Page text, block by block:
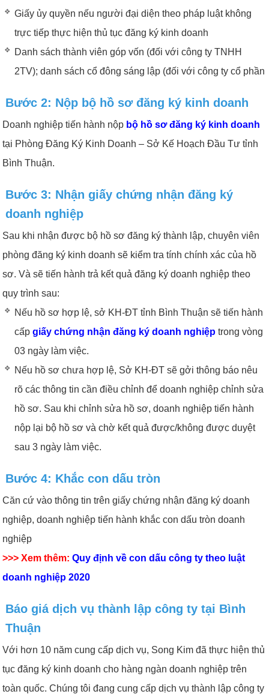
Giấy ủy quyền nếu người đại diện theo pháp luật không
trực tiếp thực hiện thủ tục đăng ký kinh doanh
Danh sách thành viên góp vốn (đối với công ty TNHH
2TV); danh sách cổ đông sáng lập (đối với công ty cổ phần
Bước 2: Nộp bộ hồ sơ đăng ký kinh doanh
Doanh nghiệp tiến hành nộp bộ hồ sơ đăng ký kinh doanh
tại Phòng Đăng Ký Kinh Doanh – Sở Kế Hoạch Đầu Tư tỉnh
Bình Thuận.
Bước 3: Nhận giấy chứng nhận đăng ký
doanh nghiệp
Sau khi nhận được bộ hồ sơ đăng ký thành lập, chuyên viên
phòng đăng ký kinh doanh sẽ kiểm tra tính chính xác của hồ
sơ. Và sẽ tiến hành trả kết quả đăng ký doanh nghiệp theo
quy trình sau:
Nếu hồ sơ hợp lệ, sở KH-ĐT tỉnh Bình Thuận sẽ tiến hành
cấpgiấy chứng nhận đăng ký doanh nghiệp trong vòng
03 ngày làm việc.
Nếu hồ sơ chưa hợp lệ, Sở KH-ĐT sẽ gởi thông báo nêu
rõ các thông tin cần điều chỉnh để doanh nghiệp chỉnh sửa
hồ sơ. Sau khi chỉnh sửa hồ sơ, doanh nghiệp tiến hành
nộp lại bộ hồ sơ và chờ kết quả được/không được duyệt
sau 3 ngày làm việc.
Bước 4: Khắc con dấu tròn
Căn cứ vào thông tin trên giấy chứng nhận đăng ký doanh
nghiệp, doanh nghiệp tiến hành khắc con dấu tròn doanh
nghiệp
>>> Xem thêm: Quy định về con dấu công ty theo luật
doanh nghiệp 2020
Báo giá dịch vụ thành lập công ty tại Bình
Thuận
Với hơn 10 năm cung cấp dịch vụ, Song Kim đã thực hiện thủ
tục đăng ký kinh doanh cho hàng ngàn doanh nghiệp trên
toàn quốc. Chúng tôi đang cung cấp dịch vụ thành lập công ty